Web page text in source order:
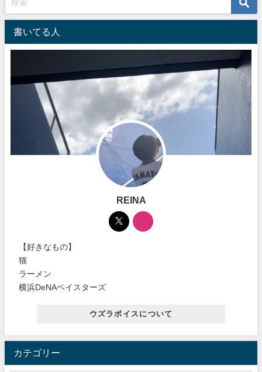
書いてる人
REINA
【好きなもの】
猫
ラーメン
横浜DeNAベイスターズ
ウズラボイスについて
カテゴリー